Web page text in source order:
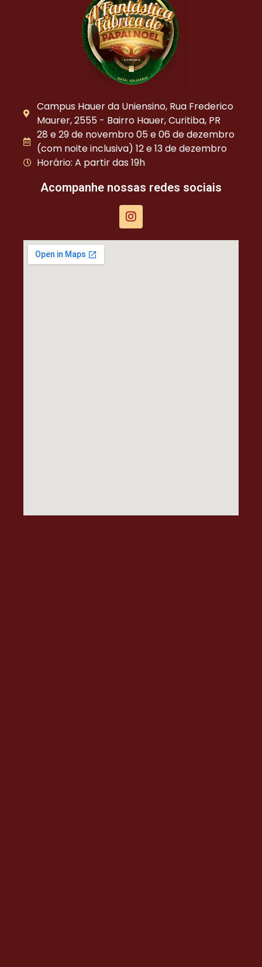
Campus Hauer da Uniensino, Rua Frederico
Maurer, 2555 - Bairro Hauer, Curitiba, PR
28 e 29 de novembro 05 e 06 de dezembro
(com noite inclusiva) 12 e 13 de dezembro
Horário: A partir das 19h
Acompanhe nossas redes sociais